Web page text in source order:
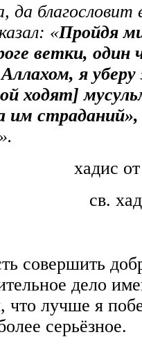
да благословит
«Пройдя
ветки, один
я
ходят]
им
хадис
св.
совершить
дело
что лучше я
серьёзное.